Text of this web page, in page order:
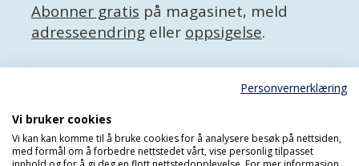
Abonner gratis på magasinet, meld
adresseendringeller oppsigelse.
Facebook
Personvernerklæring
Personvernerklæring
Vi bruker cookies
Vi kan kan komme til å bruke cookies for å analysere besøk på nettsiden,
med formål om å forbedre nettstedet vårt, vise personlig tilpasset